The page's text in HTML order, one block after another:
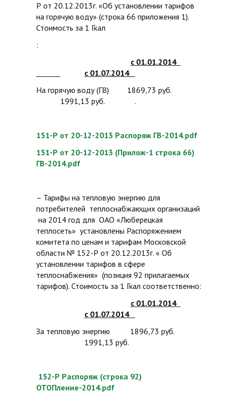
Р от 20.12.2013г. «Об установлении тарифов
на горячую воду» (строка 66 приложения 1).
Стоимость за 1 Гкал
:
с 01.01.2014
с 01.07.2014
На горячую воду (ГВ) 1869,73 руб.
1991,13 руб. .
151-Р от 20-12-2013 Распоряж ГВ-2014.pdf
151-Р от 20-12-2013 (Прилож-1 строка 66)
ГВ-2014.pdf
– Тарифы на тепловую энергию для
потребителей теплоснабжающих организаций
на 2014 год для ОАО «Люберецкая
теплосеть» установлены Распоряжением
комитета по ценам и тарифам Московской
области № 152-Р от 20.12.2013г. « Об
установлении тарифов в сфере
теплоснабжения» (позиция 92 прилагаемых
тарифов). Стоимость за 1 Гкал соответственно:
с 01.01.2014
с 01.07.2014
За тепловую энергию 1896,73 руб.
1991,13 руб.
152-Р Распоряж (строка 92)
ОТОПление-2014.pdf